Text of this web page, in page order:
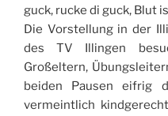
guck, rucke di guck, Blut
Die Vorstellung in der
des TV Illingen
Großeltern,
beiden Pausen eifrig
vermeintlich